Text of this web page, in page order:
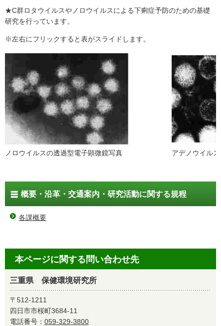
★C群ロタウイルスやノロウイルスによる下痢症予防のための基礎
研究を行っています。
※左右にフリックすると表がスライドします。
ノロウイルスの透過型電子顕微鏡写真 アデノウイル
概要・沿革・交通案内・研究活動に関する規程
各課概要
本ページに関する問い合わせ先
三重県 保健環境研究所
〒512-1211
四日市市桜町3684-11
電話番号： 059-329-3800